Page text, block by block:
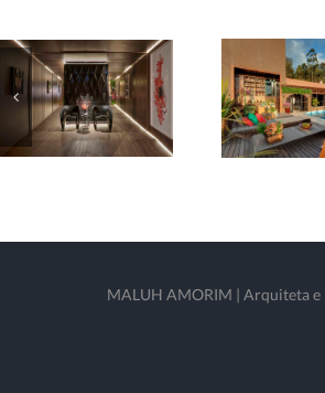
MALUH AMORIM | Arquiteta e